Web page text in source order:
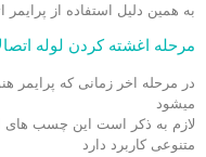
به همین دلیل استفاده از
مرحله اغشته کردن لوله
در مرحله اخر زمانی که پرایمر
میشود
لازم به ذکر است این چسب های
متنوعی کاربرد دارد